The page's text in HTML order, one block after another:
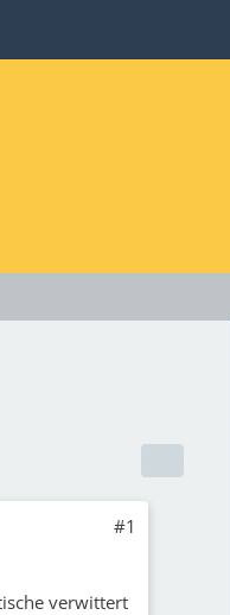
#1
verwittert